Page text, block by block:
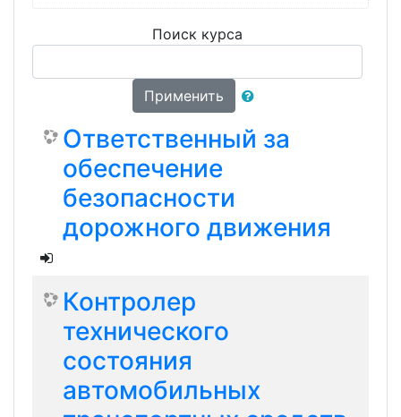
Поиск курса
Применить
Ответственный за
обеспечение
безопасности
дорожного движения
Контролер
технического
состояния
автомобильных